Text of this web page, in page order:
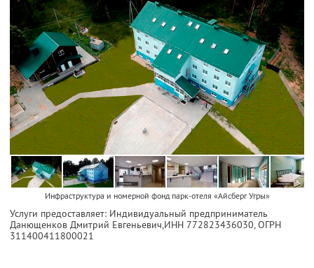
Инфраструктура и номерной фонд парк-отеля «Айсберг Угры»
Услуги предоставляет: Индивидуальный предприниматель
Данющенков Дмитрий Евгеньевич,ИНН 772823436030, ОГРН
311400411800021